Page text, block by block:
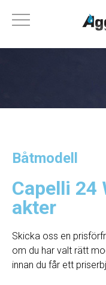
Båtmodell
Capelli 24
akter
Skicka oss en
om du har valt rätt
innan du får ett